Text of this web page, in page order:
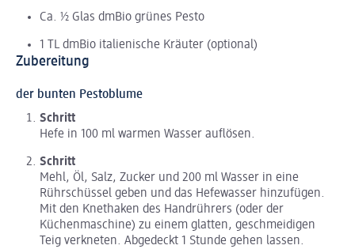
Ca. ½ Glas dmBio grünes Pesto
1 TL dmBio italienische Kräuter (optional)
Zubereitung
der bunten Pestoblume
Schritt
Hefe in 100 ml warmen Wasser auflösen.
Schritt
Mehl, Öl, Salz, Zucker und 200 ml Wasser in eine
Rührschüssel geben und das Hefewasser hinzufügen.
Mit den Knethaken des Handrührers (oder der
Küchenmaschine) zu einem glatten, geschmeidigen
Teig verkneten. Abgedeckt 1 Stunde gehen lassen.